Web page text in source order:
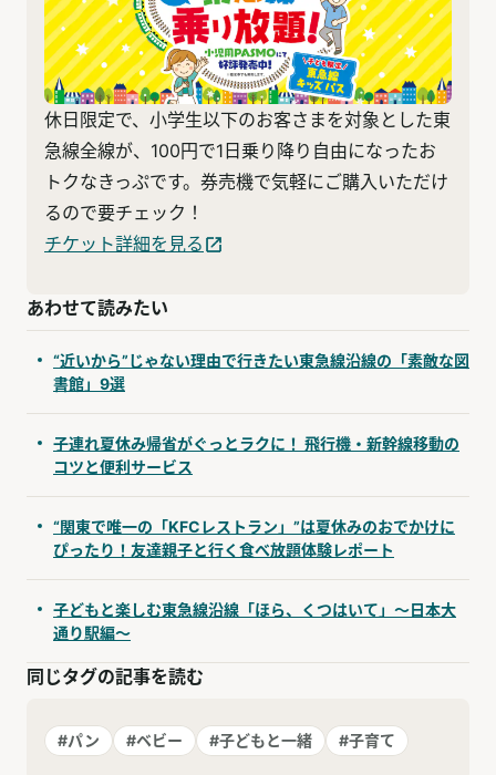
休日限定で、小学生以下のお客さまを対象とした東
急線全線が、100円で1日乗り降り自由になったお
トクなきっぷです。券売機で気軽にご購入いただけ
るので要チェック！
チケット詳細を見る
あわせて読みたい
“近いから”じゃない理由で行きたい東急線沿線の「素敵な図
書館」9選
子連れ夏休み帰省がぐっとラクに！ 飛行機・新幹線移動の
コツと便利サービス
“関東で唯一の「KFCレストラン」”は夏休みのおでかけに
ぴったり！友達親子と行く食べ放題体験レポート
子どもと楽しむ東急線沿線「ほら、くつはいて」〜日本大
通り駅編〜
同じタグの記事を読む
#パン #ベビー #子どもと一緒 #子育て